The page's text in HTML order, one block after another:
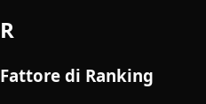
R
Fattore di Ranking